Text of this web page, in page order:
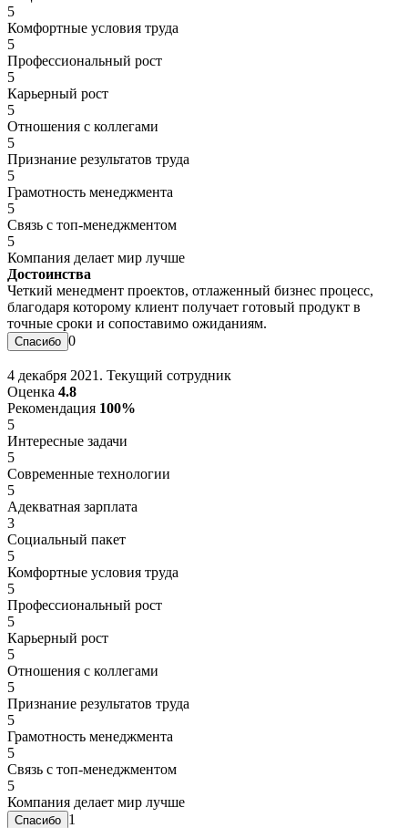
5
Комфортные условия труда
5
Профессиональный рост
5
Карьерный рост
5
Отношения с коллегами
5
Признание результатов труда
5
Грамотность менеджмента
5
Связь с топ-менеджментом
5
Компания делает мир лучше
Достоинства
Четкий менедмент проектов, отлаженный бизнес процесс,
благодаря которому клиент получает готовый продукт в
точные сроки и сопоставимо ожиданиям.
0
4 декабря 2021. Текущий сотрудник
Оценка 4.8
Рекомендация 100%
5
Интересные задачи
5
Современные технологии
5
Адекватная зарплата
3
Социальный пакет
5
Комфортные условия труда
5
Профессиональный рост
5
Карьерный рост
5
Отношения с коллегами
5
Признание результатов труда
5
Грамотность менеджмента
5
Связь с топ-менеджментом
5
Компания делает мир лучше
1